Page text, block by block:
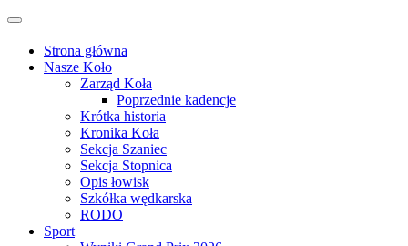
Przejdź
treści
Przełącz
Strona główna
Nasze Koło
Zarząd Koła
Poprzednie kadencje
Krótka historia
Kronika Koła
Sekcja Szaniec
Sekcja Stopnica
Opis łowisk
Szkółka wędkarska
RODO
Sport